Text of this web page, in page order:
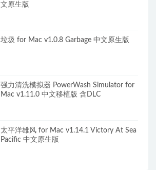
文原生版
垃圾 for Mac v1.0.8 Garbage 中文原生版
强力清洗模拟器 PowerWash Simulator for
Mac v1.11.0 中文移植版 含DLC
太平洋雄风 for Mac v1.14.1 Victory At Sea
Pacific 中文原生版